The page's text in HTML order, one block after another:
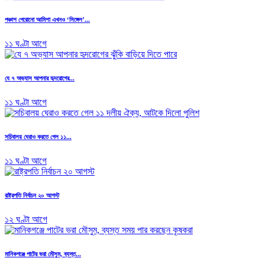
পঞ্চাশ পেরোনো আমিশা এখনও ‘সিঙ্গেল’...
১১ ঘণ্টা আগে
যে ৭ অভ্যাস আপনার হৃদরোগের...
১১ ঘণ্টা আগে
সচিবালয় ঘেরাও করতে গেল ১১...
১১ ঘণ্টা আগে
রাষ্ট্রপতি নির্বাচন ২০ আগস্ট
১২ ঘণ্টা আগে
মানিকগঞ্জে পাটের ভরা মৌসুম, ব্যস্ত...